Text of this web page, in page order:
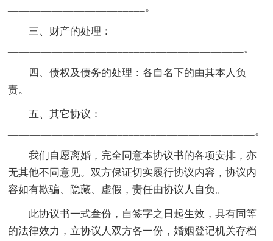
_________________________。
三、财产的处理：
___________________________________________。
四、债权及债务的处理：各自名下的由其本人负
责。
五、其它协议：
_____________________________________________。
我们自愿离婚，完全同意本协议书的各项安排，亦
无其他不同意见。双方保证切实履行协议内容，协议内
容如有欺骗、隐藏、虚假，责任由协议人自负。
此协议书一式叁份，自签字之日起生效，具有同等
的法律效力，立协议人双方各一份，婚姻登记机关存档